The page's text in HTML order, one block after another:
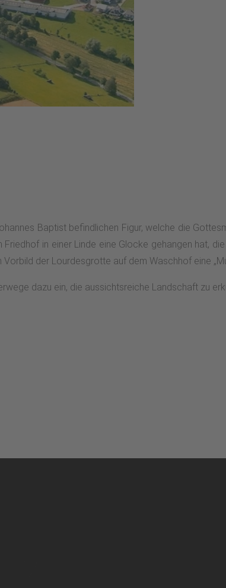
Baptist befindlichen Figur, welche die
in einer Linde eine Glocke gehangen hat,
der Lourdesgrotte auf dem Waschhof eine
dazu ein, die aussichtsreiche Landschaft zu